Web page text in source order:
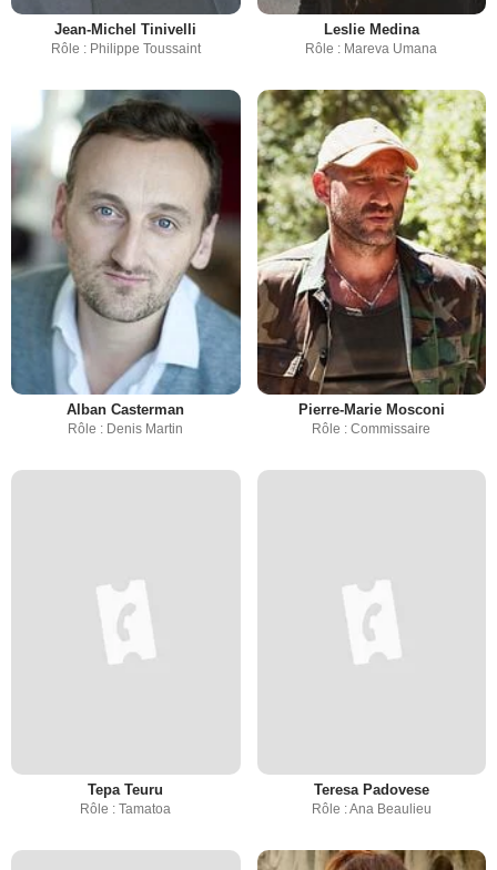
Jean-Michel Tinivelli
Rôle : Philippe Toussaint
Leslie Medina
Rôle : Mareva Umana
Alban Casterman
Rôle : Denis Martin
Pierre-Marie Mosconi
Rôle : Commissaire
Tepa Teuru
Rôle : Tamatoa
Teresa Padovese
Rôle : Ana Beaulieu